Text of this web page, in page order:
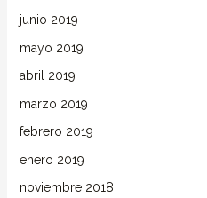
junio 2019
mayo 2019
abril 2019
marzo 2019
febrero 2019
enero 2019
noviembre 2018